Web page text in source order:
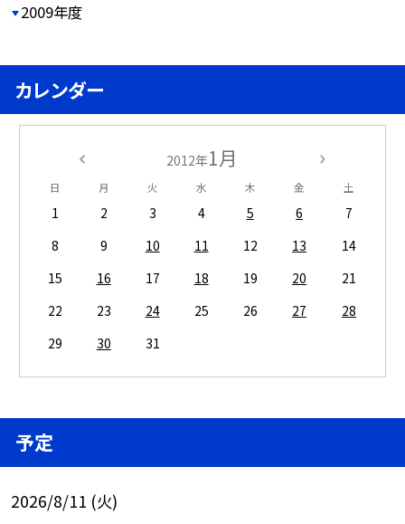
2009年度
カレンダー
2012年1月
日 月 火 水 木 金 土
1 2 3 4 5 6
7
8
9 10 11 12 13
14
15
16 17 18 19 20
21
22
23 24 25 26 27
28
29
30 31
予定
2026/8/11 (火)